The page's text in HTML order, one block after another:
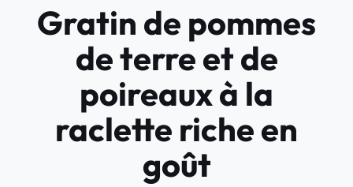
Gratin de pommes
de terre et de
poireaux à la
raclette riche en
goût